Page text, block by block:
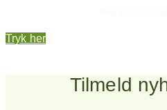
Tryk her
Tilmeld